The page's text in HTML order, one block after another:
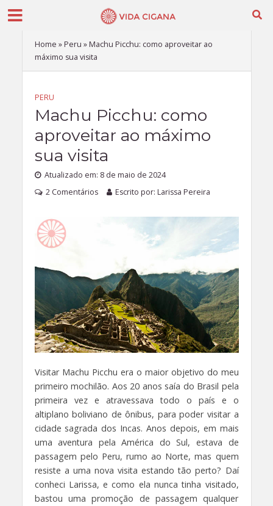
Home » Peru » Machu Picchu: como aproveitar ao
máximo sua visita
PERU
Machu Picchu: como
aproveitar ao máximo
sua visita
Atualizado em: 8 de maio de 2024
2 Comentários
Escrito por: Larissa Pereira
Visitar Machu Picchu era o maior objetivo do meu
primeiro mochilão. Aos 20 anos saía do Brasil pela
primeira vez e atravessava todo o país e o
altiplano boliviano de ônibus, para poder visitar a
cidade sagrada dos Incas. Anos depois, em mais
uma aventura pela América do Sul, estava de
passagem pelo Peru, rumo ao Norte, mas quem
resiste a uma nova visita estando tão perto? Daí
conheci Larissa, e como ela nunca tinha visitado,
bastou uma promoção de passagem qualquer